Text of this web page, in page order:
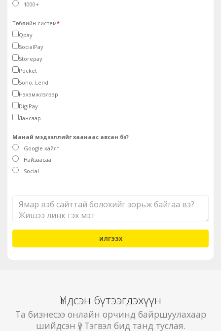
1000+
Төлбөрийн систем*
Qpay
SocialPay
Storepay
Pocket
Sono, Lend
Нэхэмжлэлээр
DigiPay
Дансаар
Манай мэдээллийг хаанаас авсан бэ?
Google хайлт
Найзаасаа
Social
ИЛГЭЭХ
Үндсэн бүтээгдэхүүн
Та бизнесээ онлайн орчинд байршуулахаар
шийдсэн үү? Тэгвэл бид танд туслая.